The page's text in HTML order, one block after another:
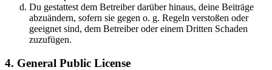
Du gestattest dem Betreiber darüber hinaus, deine Beiträge
abzuändern, sofern sie gegen o. g. Regeln verstoßen oder
geeignet sind, dem Betreiber oder einem Dritten Schaden
zuzufügen.
4. General Public License